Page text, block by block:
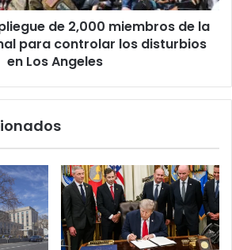
de 2,000 miembros de la
para controlar los disturbios
en Los Angeles